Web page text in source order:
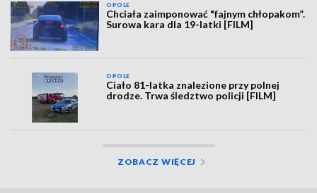
OPOLE
Chciała zaimponować "fajnym chłopakom”.
Surowa kara dla 19-latki [FILM]
OPOLE
Ciało 81-latka znalezione przy polnej
drodze. Trwa śledztwo policji [FILM]
ZOBACZ WIĘCEJ